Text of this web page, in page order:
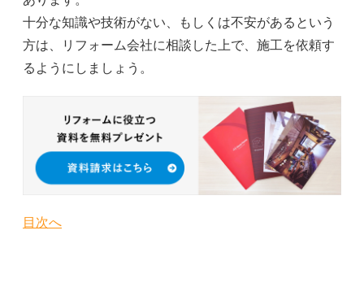
十分な知識や技術がない、もしくは不安があるという
方は、リフォーム会社に相談した上で、施工を依頼す
るようにしましょう。
目次へ